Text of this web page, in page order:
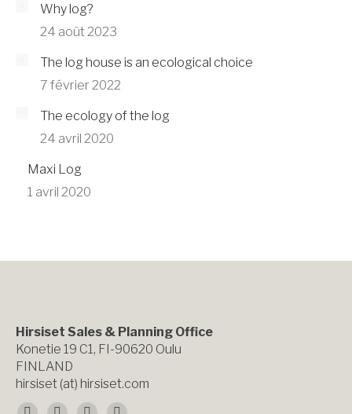
Why log?
24 août 2023
The log house is an ecological choice
7 février 2022
The ecology of the log
24 avril 2020
Maxi Log
1 avril 2020
Hirsiset Sales & Planning Office
Konetie 19 C1, FI-90620 Oulu
FINLAND
hirsiset (at) hirsiset.com